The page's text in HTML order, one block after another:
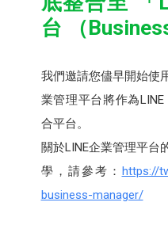
台 （
我們邀請您儘早開始使
業管理平台將作為
合平台。
關於LINE企業管理平台
學，請參考： https://
business-manager/